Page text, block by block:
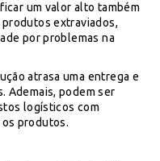
um valor alto também
extraviados,
por problemas na
atrasa uma entrega e
Ademais, podem ser
logísticos com
os produtos.